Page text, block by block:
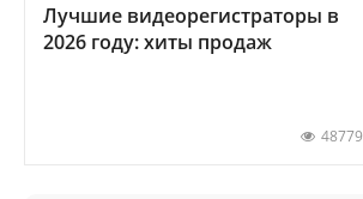
Лучшие видеорегистраторы в
2026 году: хиты продаж
48779